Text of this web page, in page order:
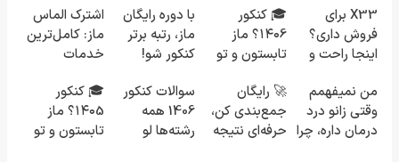
X33 برای
فروش داری؟
اینجا راحت و
بفروشش
🎓 کنکور
۱۴۰6؟ ماز
تابستون و تو
میکنه 🏆
با دوره رایگان
ماز، رتبه برتر
کنکور شو!
اشترک الماس
ماز: کامل‌ترین
خدمات
کنکوری‌ها
من نمیفهمم
وقتی زانو درد
درمان داره، چرا
🚀 رایگان
جمع‌بندی کن،
حرفه‌ای نتیجه
سوالات کنکور
1406 همه
رشته‌ها لو
🎓 کنکور
۱۴۰5؟ ماز
تابستون و تو